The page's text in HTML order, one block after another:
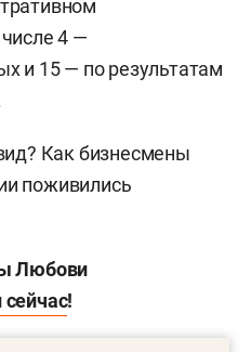
4 —
и 15 — по результатам
Как бизнесмены
поживились
Любови
сейчас!